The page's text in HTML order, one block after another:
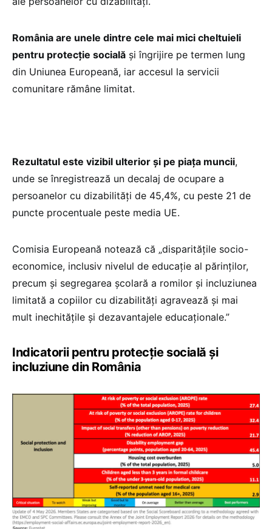
România are unele dintre cele mai mici cheltuieli
pentru protecție socială și îngrijire pe termen lung
din Uniunea Europeană, iar accesul la servicii
comunitare rămâne limitat.
Rezultatul este vizibil ulterior și pe piața muncii,
unde se înregistrează un decalaj de ocupare a
persoanelor cu dizabilități de 45,4%, cu peste 21 de
puncte procentuale peste media UE.
Comisia Europeană notează că „disparitățile socio-
economice, inclusiv nivelul de educație al părinților,
precum și segregarea școlară a romilor și incluziunea
limitată a copiilor cu dizabilități agravează și mai
mult inechitățile și dezavantajele educaționale.”
Indicatorii pentru protecție socială și
incluziune din România